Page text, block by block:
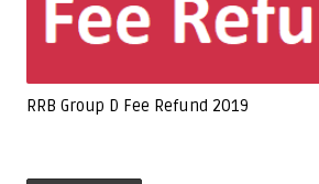
RRB Group D Fee Refund 2019